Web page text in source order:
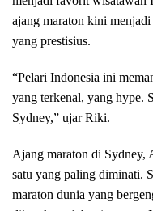
ajang maraton kini
yang prestisius.
“Pelari Indonesia ini
yang terkenal, yang hype.
Sydney,” ujar Riki.
Ajang maraton di Sydney,
satu yang paling diminati.
maraton dunia yang